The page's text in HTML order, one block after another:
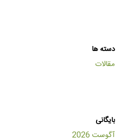
دسته ها
مقالات
بایگانی
آگوست 2026